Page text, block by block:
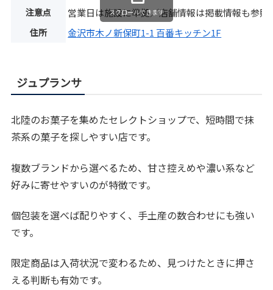
注意点 営業日は施設に準拠／店舗情報は掲載情報も参照
住所 金沢市木ノ新保町1-1 百番キッチン1F
スクロールできます
ジュプランサ
北陸のお菓子を集めたセレクトショップで、短時間で抹
茶系の菓子を探しやすい店です。
複数ブランドから選べるため、甘さ控えめや濃い系など
好みに寄せやすいのが特徴です。
個包装を選べば配りやすく、手土産の数合わせにも強い
です。
限定商品は入荷状況で変わるため、見つけたときに押さ
える判断も有効です。